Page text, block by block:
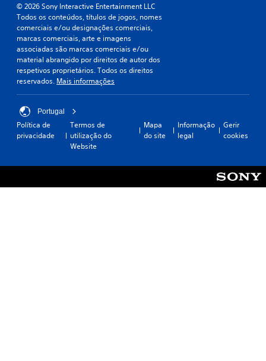
© 2026 Sony Interactive Entertainment LLC
Todos os conteúdos, títulos de jogos, nomes
comerciais e/ou designações comerciais,
marcas comerciais, arte e imagens
associadas são marcas comerciais e/ou
material abrangido por direitos de autor dos
respetivos proprietários. Todos os direitos
reservados. Mais informações
Portugal
Política de
privacidade
Termos de
utilização do
Website
Mapa
do site
Informação
legal
Gerir
cookies